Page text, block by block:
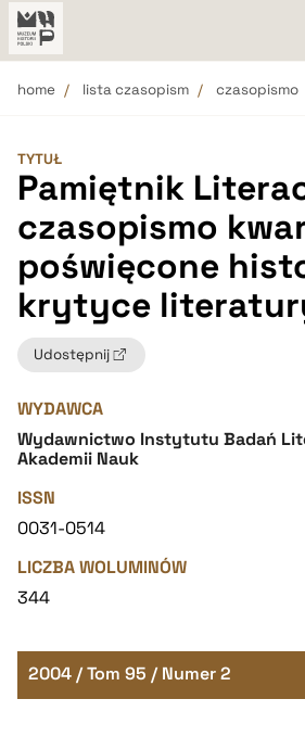
home lista czasopism czasopismo
TYTUŁ
Pamiętnik
czasopismo
poświęcone
krytyce
Udostępnij
WYDAWCA
Wydawnictwo Instytutu Badań
Akademii Nauk
ISSN
0031-0514
LICZBA WOLUMINÓW
344
2004 / Tom 95 / Numer 2